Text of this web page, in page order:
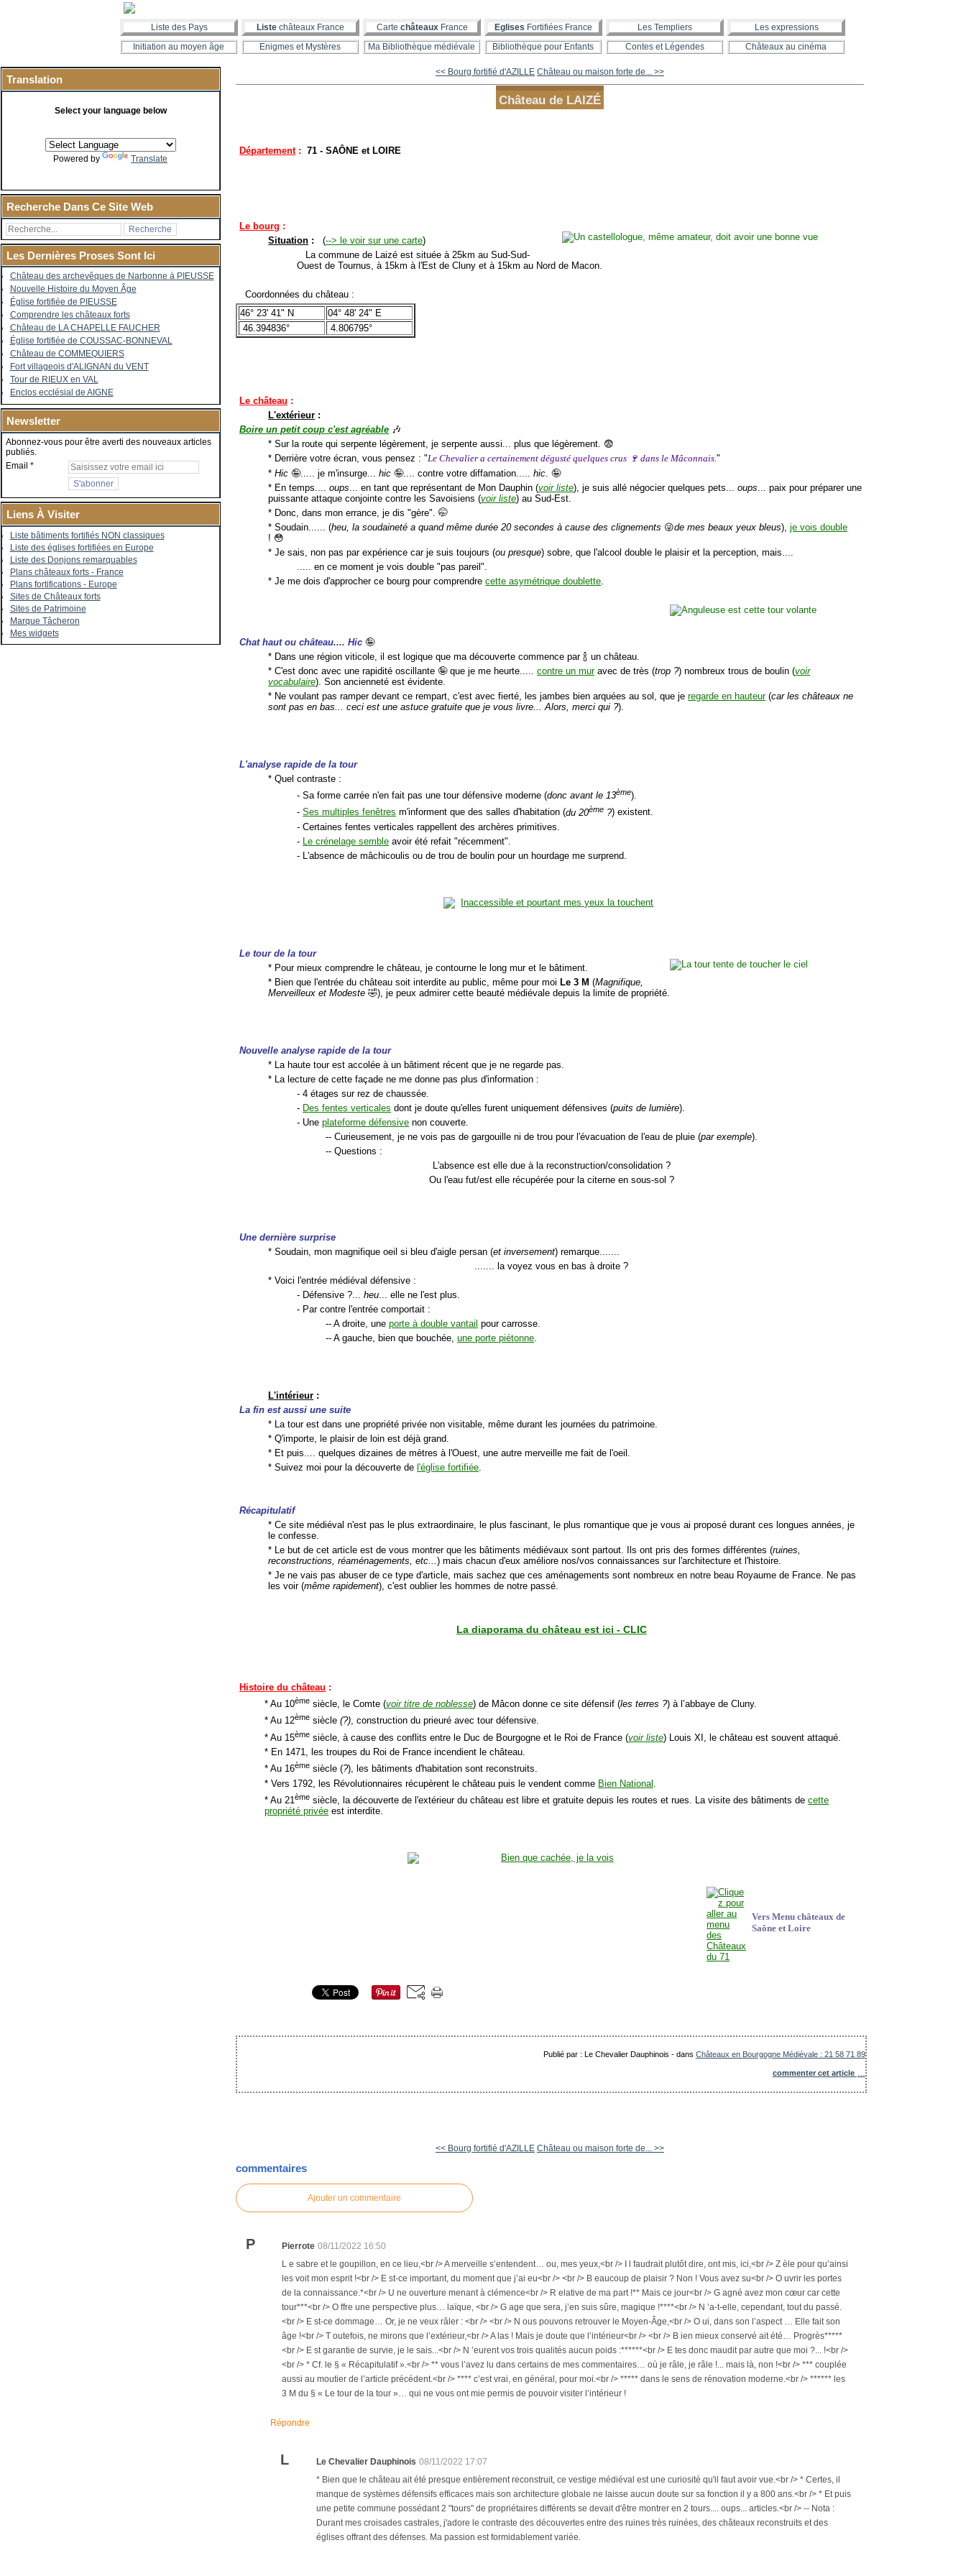
Liste des Pays Liste châteaux France Carte châteauxFrance Eglises Fortifiées France Les Templiers
Les expressions
Initiation au moyen âge
Enigmes et Mystères Ma Bibliothèque médiévale Bibliothèque pour Enfants Contes et Légendes Châteaux au cinéma
Translation
Select your language below
Powered by Translate
Recherche Dans Ce Site Web
Les Dernières Proses Sont Ici
Château des archevêques de Narbonne à PIEUSSE
Nouvelle Histoire du Moyen Âge
Église fortifiée de PIEUSSE
Comprendre les châteaux forts
Château de LA CHAPELLE FAUCHER
Église fortifiée de COUSSAC-BONNEVAL
Château de COMMEQUIERS
Fort villageois d'ALIGNAN du VENT
Tour de RIEUX en VAL
Enclos ecclésial de AIGNE
Newsletter
Abonnez-vous pour être averti des nouveaux articles
publiés.
Email
Liens À Visiter
Liste bâtiments fortifiés NON classiques
Liste des églises fortifiées en Europe
Liste des Donjons remarquables
Plans châteaux forts - France
Plans fortifications - Europe
Sites de Châteaux forts
Sites de Patrimoine
Marque Tâcheron
Mes widgets
<< Bourg fortifié d'AZILLE Château ou maison forte de... >>
Château de LAIZÉ
Département: 71 - SAÔNE et LOIRE
Le bourg :
Situation : (--> le voir sur une carte)
La commune de Laizé est située à 25km au Sud-Sud-
Ouest de Tournus, à 15km à l'Est de Cluny et à 15km au Nord de Macon.
Coordonnées du château :
46° 23' 41" N
04° 48' 24" E
46.394836°
4.806795°
Le château :
L'extérieur :
Boire un petit coup c'est agréable 🎶
* Sur la route qui serpente légèrement, je serpente aussi... plus que légèrement. 😨
* Derrière votre écran, vous pensez : "Le Chevalier a certainement dégusté quelques crus 🍷 dans le Mâconnais."
*Hic 🤪..... je m'insurge...hic 🤪.... contre votre diffamation.....hic . 🤪
* En temps....oups ... en tant que représentant de Mon Dauphin (voir liste), je suis allé négocier quelques pets...oups ... paix pour préparer une
puissante attaque conjointe contre les Savoisiens (voir liste) au Sud-Est.
* Donc, dans mon errance, je dis "gère". 🤭
* Soudain...... (heu, la soudaineté a quand même durée 20 secondes à cause des clignements 😜de mes beaux yeux bleus),je vois double
! 😳
* Je sais, non pas par expérience car je suis toujours (ou presque) sobre, que l'alcool double le plaisir et la perception, mais....
..... en ce moment je vois double "pas pareil".
* Je me dois d'approcher ce bourg pour comprendrecette asymétrique doublette
Chat haut ou château.... Hic🤪
* Dans une région viticole, il est logique que ma découverte commence par 🍾 un château.
* C'est donc avec une rapidité oscillante 🤪 que je me heurte.....contre un muravec de très (trop ?) nombreux trous de boulin (voir
vocabulaire). Son ancienneté est évidente.
* Ne voulant pas ramper devant ce rempart, c'est avec fierté, les jambes bien arquées au sol, que jeregarde en hauteur(car les châteaux ne
sont pas en bas... ceci est une astuce gratuite que je vous livre... Alors, merci qui ?).
L'analyse rapide de la tour
* Quel contraste :
- Sa forme carrée n'en fait pas une tour défensive moderne (donc avant le 13ème).
-Ses multiples fenêtres m'informent que des salles d'habitation (du 20ème ?) existent.
- Certaines fentes verticales rappellent des archères primitives.
-
Le crénelage semble avoir été refait "récemment".
- L'absence de mâchicoulis ou de trou de boulin pour un hourdage me surprend.
Le tour de la tour
* Pour mieux comprendre le château, je contourne le long mur et le bâtiment.
* Bien que l'entrée du château soit interdite au public, même pour moi Le 3 M(Magnifique,
Merveilleux et Modeste 🤣), je peux admirer cette beauté médiévale depuis la limite de propriété.
Nouvelle analyse rapide de la tour
* La haute tour est accolée à un bâtiment récent que je ne regarde pas.
* La lecture de cette façade ne me donne pas plus d'information :
- 4 étages sur rez de chaussée.
- Des fentes verticales dont je doute qu'elles furent uniquement défensives (puits de lumière).
- Uneplateforme défensive non couverte.
-- Curieusement, je ne vois pas de gargouille ni de trou pour l'évacuation de l'eau de pluie (par exemple).
-- Questions :
L'absence est elle due à la reconstruction/consolidation ?
Ou l'eau fut/est elle récupérée pour la citerne en sous-sol ?
Une dernière surprise
* Soudain, mon magnifique oeil si bleu d'aigle persan (et inversement) remarque.......
....... la voyez vous en bas à droite ?
* Voici l'entrée médiéval défensive :
- Défensive ?...heu ... elle ne l'est plus.
- Par contre l'entrée comportait :
-- A droite, uneporte à double vantail pour carrosse.
-- A gauche, bien que bouchée,une porte piétonne
L'intérieur :
La fin est aussi une suite
* La tour est dans une propriété privée non visitable, même durant les journées du patrimoine.
* Q'importe, le plaisir de loin est déjà grand.
* Et puis.... quelques dizaines de mètres à l'Ouest, une autre merveille me fait de l'oeil.
* Suivez moi pour la découverte de l'église fortifiée
Récapitulatif
* Ce site médiéval n'est pas le plus extraordinaire, le plus fascinant, le plus romantique que je vous ai proposé durant ces longues années, je
le confesse.
* Le but de cet article est de vous montrer que les bâtiments médiévaux sont partout. Ils ont pris des formes différentes (ruines,
reconstructions, réaménagements, etc...) mais chacun d'eux améliore nos/vos connaissances sur l'architecture et l'histoire.
* Je ne vais pas abuser de ce type d'article, mais sachez que ces aménagements sont nombreux en notre beau Royaume de France. Ne pas
les voir (même rapidement), c'est oublier les hommes de notre passé.
La diaporama du château est ici - CLIC
Histoire du château :
* Au 10ème siècle, le Comte (voir titre de noblesse) de Mâcon donne ce site défensif (les terres ?) à l’abbaye de Cluny.
* Au 12ème siècle(?), construction du prieuré avec tour défensive.
* Au 15ème siècle, à cause des conflits entre le Duc de Bourgogne et le Roi de France (voir liste) Louis XI, le château est souvent attaqué.
* En 1471, les troupes du Roi de France incendient le château.
* Au 16ème siècle (?), les bâtiments d'habitation sont reconstruits.
* Vers 1792, les Révolutionnaires récupèrent le château puis le vendent comme Bien National
* Au 21ème siècle, la découverte de l'extérieur du château est libre et gratuite depuis les routes et rues. La visite des bâtiments decette
propriété privée est interdite.
Vers Menu châteaux de
Saône et Loire
Publié par : Le Chevalier Dauphinois -dans Châteaux en Bourgogne Médiévale : 21 58 71 89
commenter cet article
<< Bourg fortifié d'AZILLE Château ou maison forte de... >>
commentaires
Ajouter un commentaire
P Pierrote 08/11/2022 16:50
L e sabre et le goupillon, en ce lieu,<br /> A merveille s’entendent… ou, mes yeux,<br /> I l faudrait plutôt dire, ont mis, ici,<br /> Z èle pour qu’ainsi
les voit mon esprit !<br /> E st-ce important, du moment que j’ai eu<br /> <br /> B eaucoup de plaisir ? Non ! Vous avez su<br /> O uvrir les portes
de la connaissance.*<br /> U ne ouverture menant à clémence<br /> R elative de ma part !** Mais ce jour<br /> G agné avez mon cœur car cette
tour***<br /> O ffre une perspective plus… laïque, <br /> G age que sera, j’en suis sûre, magique !****<br /> N ’a-t-elle, cependant, tout du passé.
<br /> E st-ce dommage… Or, je ne veux râler : <br /> <br /> N ous pouvons retrouver le Moyen-Âge,<br /> O ui, dans son l’aspect … Elle fait son
âge !<br /> T outefois, ne mirons que l’extérieur,<br /> A las ! Mais je doute que l’intérieur<br /> <br /> B ien mieux conservé ait été… Progrès*****
<br /> E st garantie de survie, je le sais...<br /> N ’eurent vos trois qualités aucun poids :******<br /> E tes donc maudit par autre que moi ?... !<br />
<br /> * Cf. le § « Récapitulatif ».<br /> ** vous l’avez lu dans certains de mes commentaires… où je râle, je râle !... mais là, non !<br /> *** couplée
aussi au moutier de l’article précédent.<br /> **** c’est vrai, en général, pour moi.<br /> ***** dans le sens de rénovation moderne.<br /> ****** les
3 M du § « Le tour de la tour »… qui ne vous ont mie permis de pouvoir visiter l’intérieur !
Répondre
L Le Chevalier Dauphinois 08/11/2022 17:07
* Bien que le château ait été presque entièrement reconstruit, ce vestige médiéval est une curiosité qu'il faut avoir vue.<br /> * Certes, il
manque de systèmes défensifs efficaces mais son architecture globale ne laisse aucun doute sur sa fonction il y a 800 ans.<br /> * Et puis
une petite commune possédant 2 "tours" de propriétaires différents se devait d'être montrer en 2 tours.... oups... articles.<br /> -- Nota :
Durant mes croisades castrales, j'adore le contraste des découvertes entre des ruines très ruinées, des châteaux reconstruits et des
églises offrant des défenses. Ma passion est formidablement variée.